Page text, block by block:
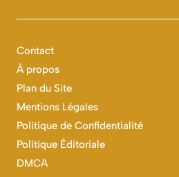
Contact
À propos
Plan du Site
Mentions Légales
Politique de Confidentialité
Politique Éditoriale
DMCA